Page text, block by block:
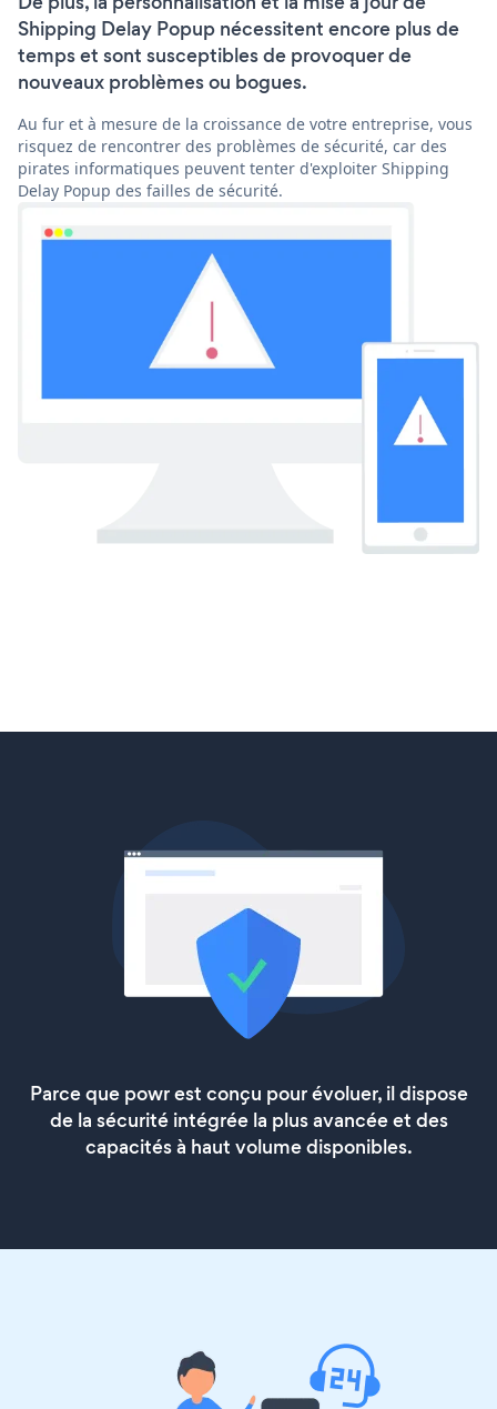
Shipping Delay Popup nécessitent encore plus de
temps et sont susceptibles de provoquer de
nouveaux problèmes ou bogues.
Au fur et à mesure de la croissance de votre entreprise, vous
risquez de rencontrer des problèmes de sécurité, car des
pirates informatiques peuvent tenter d'exploiter Shipping
Delay Popup des failles de sécurité.
Parce que powr est conçu pour évoluer, il dispose
de la sécurité intégrée la plus avancée et des
capacités à haut volume disponibles.